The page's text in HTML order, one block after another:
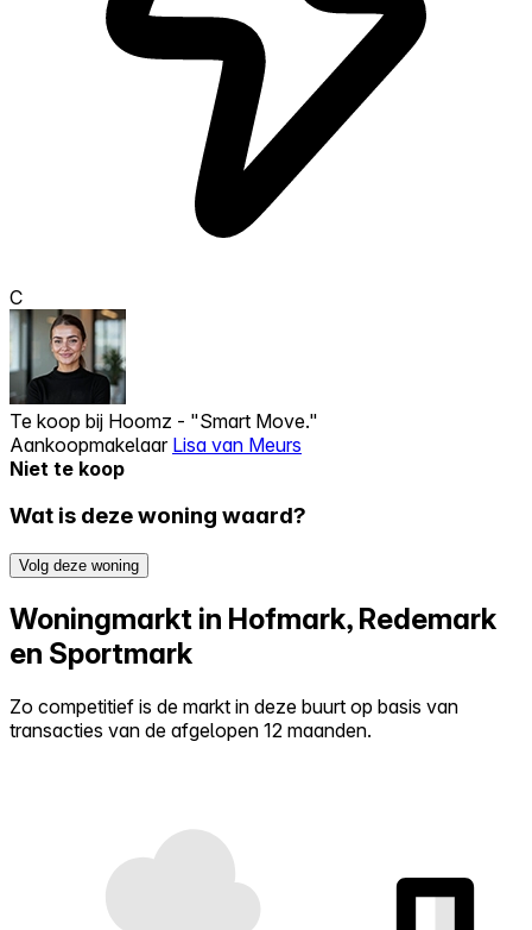
C
Te koop bij Hoomz - "Smart Move."
Aankoopmakelaar Lisa van Meurs
Niet te koop
Wat is deze woning waard?
Volg deze woning
Woningmarkt in Hofmark, Redemark
en Sportmark
Zo competitief is de markt in deze buurt op basis van
transacties van de afgelopen 12 maanden.